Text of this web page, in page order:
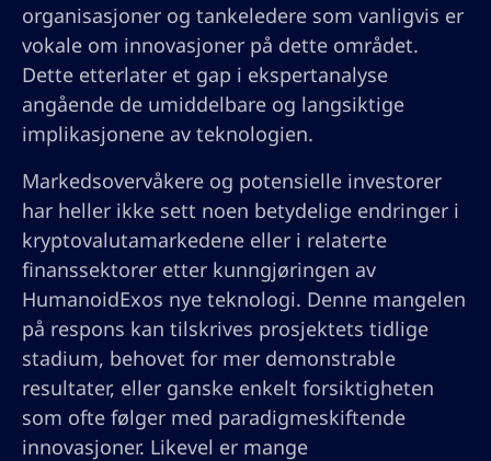
organisasjoner og tankeledere som vanligvis er
vokale om innovasjoner på dette området.
Dette etterlater et gap i ekspertanalyse
angående de umiddelbare og langsiktige
implikasjonene av teknologien.
Markedsovervåkere og potensielle investorer
har heller ikke sett noen betydelige endringer i
kryptovalutamarkedene eller i relaterte
finanssektorer etter kunngjøringen av
HumanoidExos nye teknologi. Denne mangelen
på respons kan tilskrives prosjektets tidlige
stadium, behovet for mer demonstrable
resultater, eller ganske enkelt forsiktigheten
som ofte følger med paradigmeskiftende
innovasjoner. Likevel er mange